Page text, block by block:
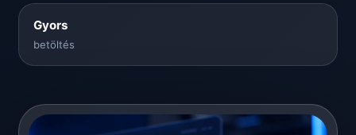
Gyors
betöltés